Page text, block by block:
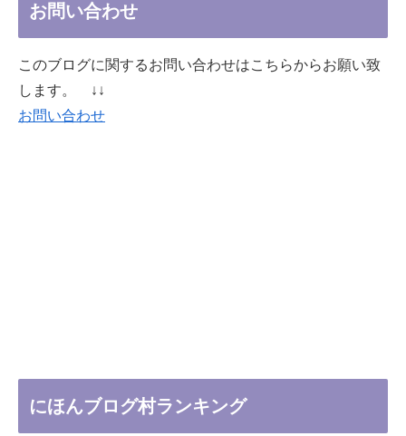
お問い合わせ
このブログに関するお問い合わせはこちらからお願い致
します。 ↓↓
お問い合わせ
にほんブログ村ランキング